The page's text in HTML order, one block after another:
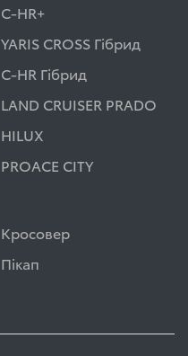
C-HR+
YARIS CROSS Гібрид
C-HR Гібрид
LAND CRUISER PRADO
HILUX
PROACE CITY
Кросовер
Пікап